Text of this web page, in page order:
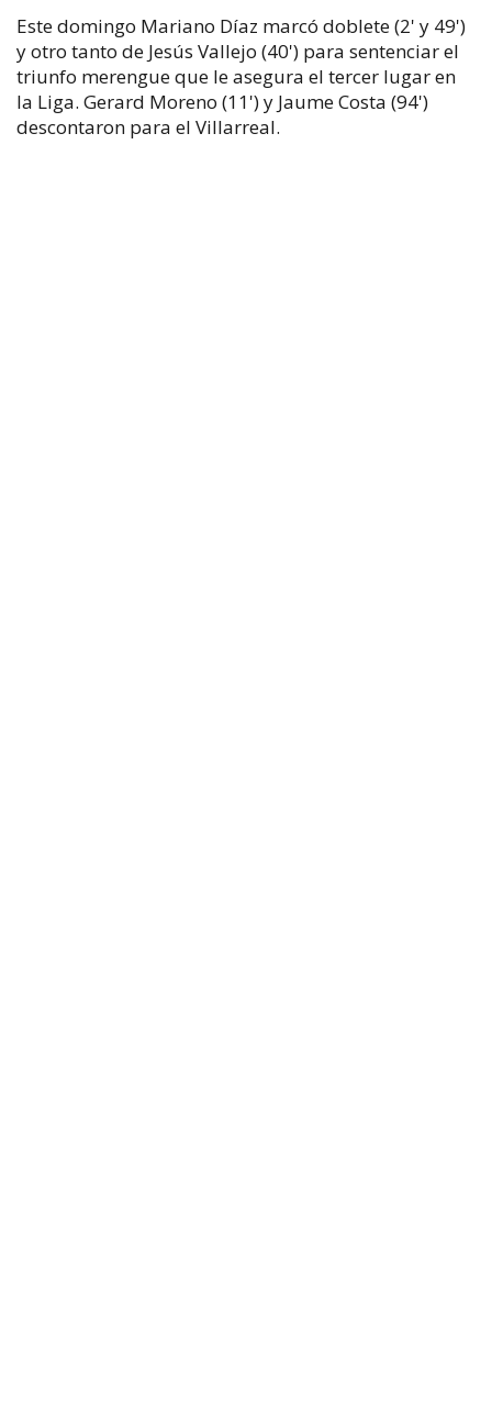
Este domingo Mariano Díaz marcó doblete (2' y 49')
y otro tanto de Jesús Vallejo (40') para sentenciar el
triunfo merengue que le asegura el tercer lugar en
la Liga. Gerard Moreno (11') y Jaume Costa (94')
descontaron para el Villarreal.